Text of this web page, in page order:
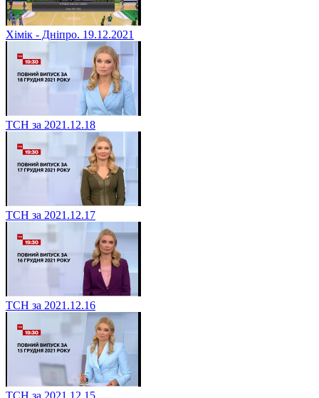
Хімік - Дніпро. 19.12.2021
ТСН за 2021.12.18
ТСН за 2021.12.17
ТСН за 2021.12.16
ТСН за 2021.12.15